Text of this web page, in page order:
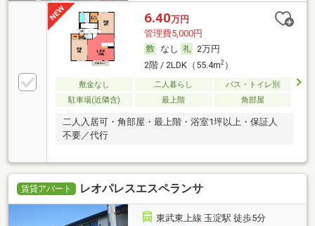
6.40万円
管理費5,000円
なし
2万円
2階 / 2LDK（55.4m2）
敷金なし 二人暮らし
バス・トイレ別
駐車場(近隣含)
最上階 角部屋
二人入居可・角部屋・最上階・浴室1坪以上・保証人
不要／代行
賃貸アパート レオパレスエスペランサ
東武東上線 玉淀駅 徒歩5分